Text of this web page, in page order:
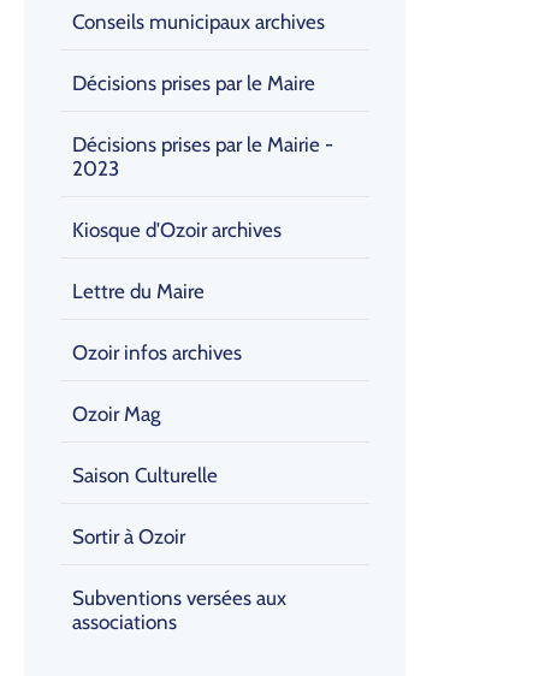
Conseils municipaux archives
Décisions prises par le Maire
Décisions prises par le Mairie -
2023
Kiosque d'Ozoir archives
Lettre du Maire
Ozoir infos archives
Ozoir Mag
Saison Culturelle
Sortir à Ozoir
Subventions versées aux
associations